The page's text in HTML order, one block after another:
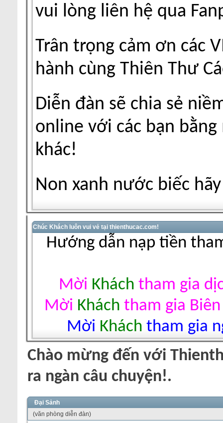
vui lòng liên hệ qua
Trân trọng cảm ơn các
hành cùng Thiên Thư
Diễn đàn sẽ chia sẻ
online với các bạn
khác!
Non xanh nước biếc
Chúc Khách luôn vui vẻ tại thienthucac.com!
Hướng dẫn nạp tiền
Mời Khách tham gia
Mời Khách tham gia
Mời Khách tham gia
Chào mừng đến với
ra ngàn câu chuyện!.
Đại Sảnh
(văn phòng diễn đàn)